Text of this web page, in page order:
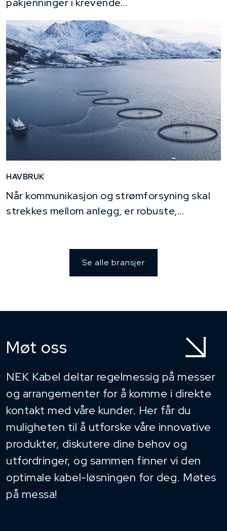
HAVBRUK
Når kommunikasjon og strømforsyning skal
strekkes mellom anlegg, er robuste,...
Se alle bransjer
Møt oss
NEK Kabel deltar regelmessig på messer
og arrangementer for å komme i direkte
kontakt med våre kunder. Her får du
muligheten til å utforske våre innovative
produkter, diskutere dine behov og
utfordringer, og sammen finner vi den
optimale kabel-løsningen for deg. Møtes
på messa!